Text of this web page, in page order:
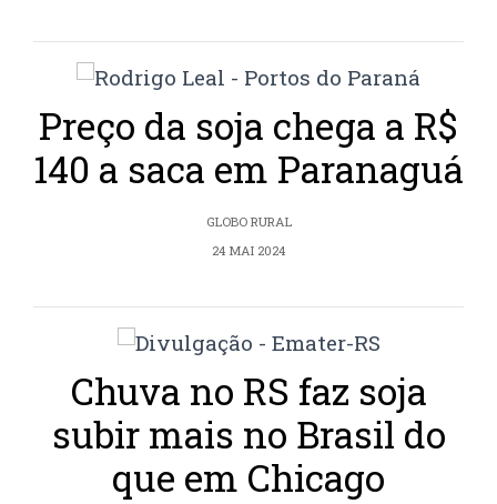
Preço da soja chega a R$
140 a saca em Paranaguá
GLOBO RURAL
24 MAI 2024
Chuva no RS faz soja
subir mais no Brasil do
que em Chicago